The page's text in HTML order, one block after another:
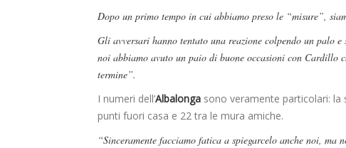
Dopo un primo tempo in cui abbiamo preso le “misure”,
Gli avversari hanno tentato una reazione colpendo un palo
noi abbiamo avuto un paio di buone occasioni con
termine”.
I numeri dell’Albalonga sono veramente particolari: la
punti fuori casa e 22 tra le mura amiche.
“Sinceramente facciamo fatica a spiegarcelo anche noi, ma